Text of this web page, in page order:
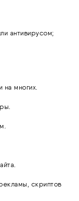
антивирусом;
на многих.
скриптов